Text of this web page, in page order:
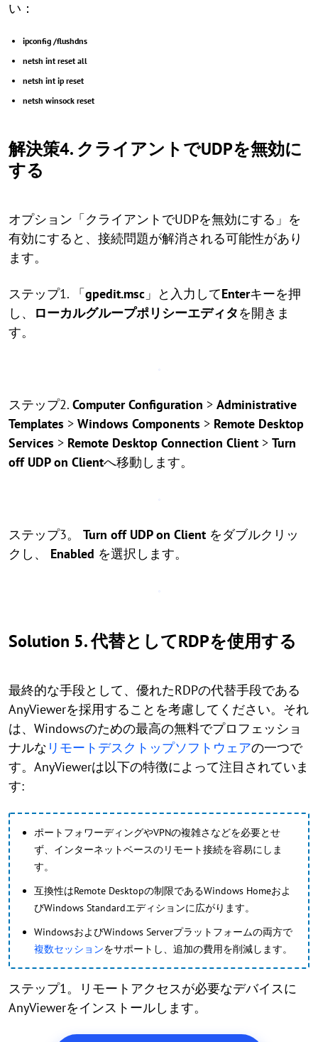
い：
ipconfig /flushdns
netsh int reset all
netsh int ip reset
netsh winsock reset
解決策4. クライアントでUDPを無効に
する
オプション「クライアントでUDPを無効にする」を
有効にすると、接続問題が解消される可能性があり
ます。
ステップ1. 「gpedit.msc 」と入力してEnterキーを押
し、
ローカルグループポリシーエディタを開きま
す。
ステップ2. Computer Configuration > Administrative
Templates > Windows Components > Remote Desktop
Services > Remote Desktop Connection Client > Turn
off UDP on Clientへ移動します。
ステップ3。 Turn off UDP on Client をダブルクリッ
クし、 Enabled を選択します。
Solution 5. 代替としてRDPを使用する
最終的な手段として、優れたRDPの代替手段である
AnyViewerを採用することを考慮してください。それ
は、Windowsのための最高の無料でプロフェッショ
ナルな リモートデスクトップソフトウェアの一つで
す。AnyViewerは以下の特徴によって注目されていま
す:
ポートフォワーディングやVPNの複雑さなどを必要とせ
ず、インターネットベースのリモート接続を容易にしま
す。
互換性はRemote Desktopの制限であるWindows Homeおよ
びWindows Standardエディションに広がります。
WindowsおよびWindows Serverプラットフォームの両方で
複数セッションをサポートし、追加の費用を削減します。
ステップ1。リモートアクセスが必要なデバイスに
AnyViewerをインストールします。